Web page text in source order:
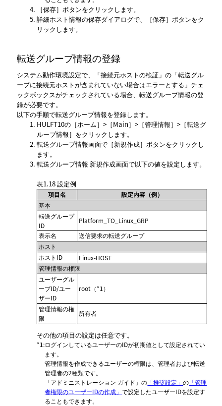
保存
ボタンをクリックします。
詳細ホスト情報の保存ダイアログで、
保存
ボタンをク
リックします。
転送グループ情報の登録
システム動作環境設定で、 接続元ホストの検証 の
転送グル
ープに接続元ホストが含まれていない場合はエラーとする
チェ
ックボックスがチェックされている場合、転送グループ情報の登
録が必要です。
以下の手順で転送グループ情報を登録します。
HULFT10の
ホーム > Main > 管理情報 >
転送グ
ループ情報
をクリックします。
転送グループ情報画面で 新規作成
ボタンをクリックし
ます。
転送グループ情報 新規作成画面で以下の値を設定します。
表1.18設定例
項目名
設定内容（例）
基本
転送グループ
ID
Platform_TO_Linux_GRP
表示名
送信要求の転送グループ
ホスト
ホストID
Linux-HOST
管理情報の権限
ユーザーグル
ープID/ユー
ザーID
root（*1）
管理情報の権
限
所有者
その他の項目の設定は任意です。
*1:ログインしているユーザーのIDが初期値として設定されてい
ます。
管理情報を作成できるユーザーの権限は、管理者および転送
管理者の2種類です。
「アドミニストレーション ガイド」の 「推奨設定」の 「管理
者権限のユーザーIDの作成」で設定したユーザーIDを設定す
ることもできます。